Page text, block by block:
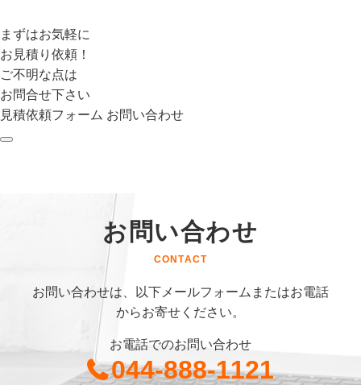
まずはお気軽に
お見積り依頼！
ご不明な点は
お問合せ下さい
見積依頼フォーム お問い合わせ
お問い合わせ
CONTACT
お問い合わせは、以下メールフォームまたはお電話
からお寄せください。
お電話でのお問い合わせ
044-888-1121